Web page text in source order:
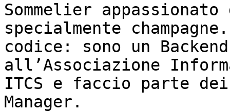
Sommelier
specialmente
codice: sono un
all’Associazione
ITCS e faccio parte
Manager.